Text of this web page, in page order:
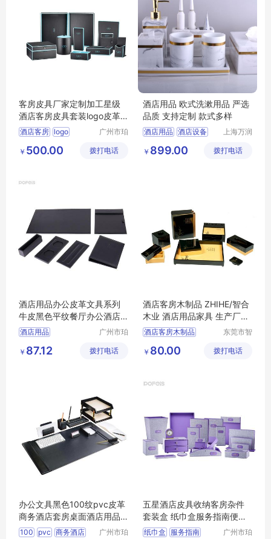
客房皮具厂家定制加工星级
酒店客房皮具套装logo皮革
酒店用品套装
酒店客房 logo
广州市珀
限公司
￥ 500.00 拨打电话
酒店用品 欧式洗漱用品 严选
品质 支持定制 款式多样
酒店用品 酒店设备
上海万润
用品市场
￥ 899.00 拨打电话
酒店用品办公皮革文具系列
牛皮黑色平纹餐厅办公酒店
用品套装可定
酒店用品
广州市珀
限公司
￥ 87.12 拨打电话
酒店客房木制品 ZHIHE/智合
木业 酒店用品家具 生产厂家
定制
酒店客房木制品
东莞市智
限公司
￥ 80.00 拨打电话
办公文具黑色100纹pvc皮革
商务酒店套房桌面酒店用品
套装可订logo
100 pvc 商务酒店
广州市珀
五星酒店皮具收纳客房杂件
套装盒 纸巾盒服务指南便签
夹民宿用品
纸巾盒 服务指南
广州市珀